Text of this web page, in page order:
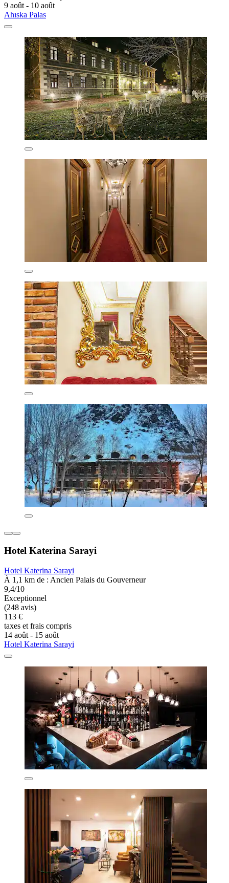
9 août - 10 août
Ahıska Palas
Hotel Katerina Sarayi
Hotel Katerina Sarayi
À 1,1 km de : Ancien Palais du Gouverneur
9,4/10
Exceptionnel
(248 avis)
113 €
taxes et frais compris
14 août - 15 août
Hotel Katerina Sarayi